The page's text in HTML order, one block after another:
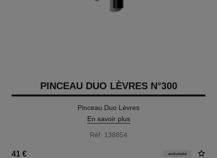
PINCEAU DUO LÈVRES N°300
Pinceau Duo Lèvres
En savoir plus
Réf. 138854
41 € exclusivité